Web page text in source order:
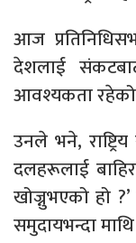
आज
देशलाई
आवश्यकता रहेको
उनले भने,
दलहरूलाई
खोज्नुभएको हो
समुदायभन्दा